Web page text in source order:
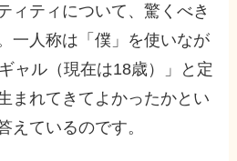
ィティについて、驚くべき
一人称は「僕」を使いなが
ャル（現在は18歳）」と定
まれてきてよかったかとい
えているのです。